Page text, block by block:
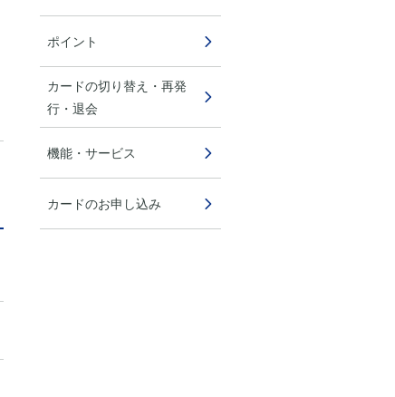
ポイント
カードの切り替え・再発
行・退会
機能・サービス
カードのお申し込み